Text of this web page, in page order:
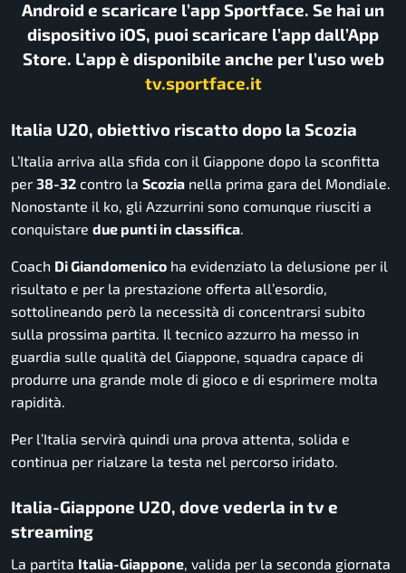
Android e scaricare l’app Sportface. Se hai un
dispositivo iOS, puoi scaricare l’app dall’App
Store. L’app è disponibile anche per l’uso web
tv.sportface.it
Italia U20, obiettivo riscatto dopo la Scozia
L’Italia arriva alla sfida con il Giappone dopo la sconfitta
per 38-32 contro la Scozia nella prima gara del Mondiale.
Nonostante il ko, gli Azzurrini sono comunque riusciti a
conquistare due punti in classifica.
Coach Di Giandomenico ha evidenziato la delusione per il
risultato e per la prestazione offerta all’esordio,
sottolineando però la necessità di concentrarsi subito
sulla prossima partita. Il tecnico azzurro ha messo in
guardia sulle qualità del Giappone, squadra capace di
produrre una grande mole di gioco e di esprimere molta
rapidità.
Per l’Italia servirà quindi una prova attenta, solida e
continua per rialzare la testa nel percorso iridato.
Italia-Giappone U20, dove vederla in tv e
streaming
La partita Italia-Giappone, valida per la seconda giornata